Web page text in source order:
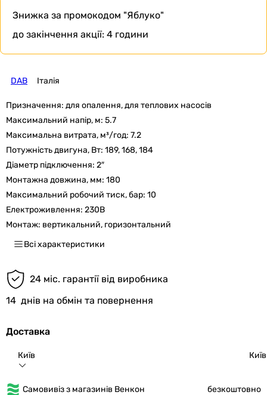
Знижка за промокодом "Яблуко"
до закінчення акції: 4 години
DAB Італія
Призначення: для опалення, для теплових насосів
Максимальний напір, м: 5.7
Максимальна витрата, м³/год: 7.2
Потужність двигуна, Вт: 189, 168, 184
Діаметр підключення: 2″
Монтажна довжина, мм: 180
Максимальний робочий тиск, бар: 10
Електроживлення: 230В
Монтаж: вертикальний, горизонтальний
Всі характеристики
24 міс. гарантії від виробника
14 днів на обмін та повернення
Доставка
Київ Київ
Самовивіз з магазинів Венкон
безкоштовно